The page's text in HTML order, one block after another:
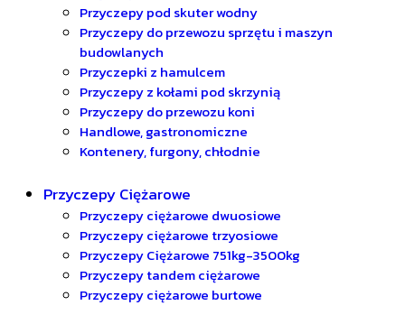
Przyczepy pod skuter wodny
Przyczepy do przewozu sprzętu i maszyn
budowlanych
Przyczepki z hamulcem
Przyczepy z kołami pod skrzynią
Przyczepy do przewozu koni
Handlowe, gastronomiczne
Kontenery, furgony, chłodnie
Przyczepy Ciężarowe
Przyczepy ciężarowe dwuosiowe
Przyczepy ciężarowe trzyosiowe
Przyczepy Ciężarowe 751kg-3500kg
Przyczepy tandem ciężarowe
Przyczepy ciężarowe burtowe